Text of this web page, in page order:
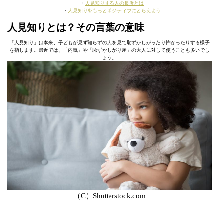
・
人見知りする人の長所とは
・
人見知りをもっとポジティブにとらえよう
人見知りとは？その言葉の意味
「人見知り」は本来、子どもが見ず知らずの人を見て恥ずかしがったり怖がったりする様子
を指します。最近では、「内気」や「恥ずかしがり屋」の大人に対して使うことも多いでし
ょう。
（C）Shutterstock.com